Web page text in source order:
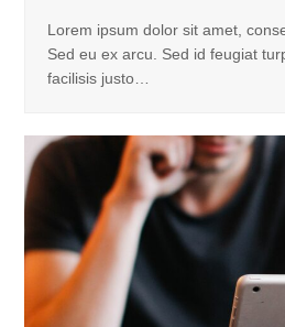
Lorem ipsum dolor sit amet,
Sed eu ex arcu. Sed id feugiat
facilisis justo…